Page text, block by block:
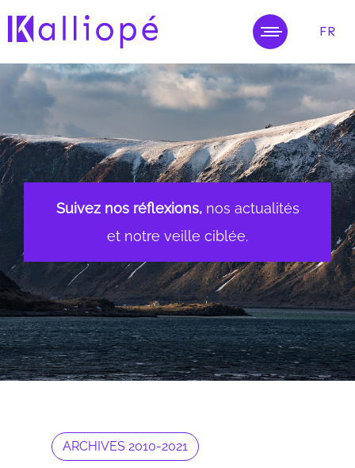
FR
Suivez nos réflexions, nos actualités
et notre veille ciblée.
ARCHIVES 2010-2021